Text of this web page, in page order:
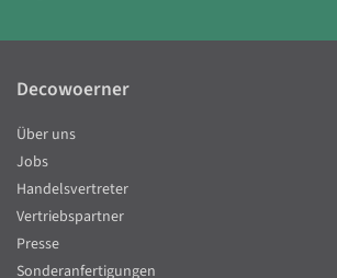
Decowoerner
Über uns
Jobs
Handelsvertreter
Vertriebspartner
Presse
Sonderanfertigungen